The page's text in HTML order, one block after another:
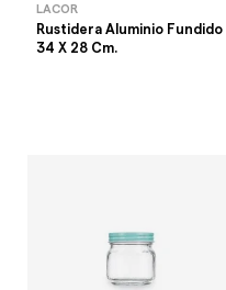
LACOR
Rustidera Aluminio Fundido
34 X 28 Cm.